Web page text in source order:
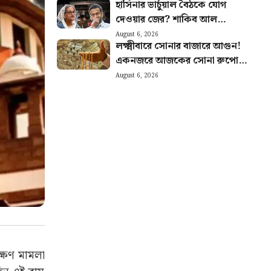
মামলা
হাসিনার ভার্চুয়াল বৈঠকে যোগ
দেওয়ার জের? শাকিব আল
হাসানের বাড়িতে হামলা, ধরানো হল
আগুন
August 6, 2026
লক্ষ্মীবারে সোনার বাজারে আগুন!
একনজরে আজকের সোনা রুপোর
দাম
August 6, 2026